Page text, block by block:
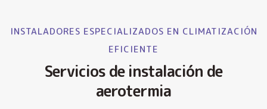
INSTALADORES ESPECIALIZADOS EN CLIMATIZACIÓN
EFICIENTE
Servicios de instalación de
aerotermia